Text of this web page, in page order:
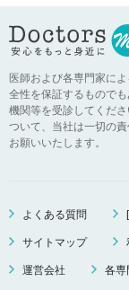
医師および各専門家に
全性を保証するもので
機関等を受診してくだ
ついて、当社は一切の
お願いいたします。
よくある質問
サイトマップ
運営会社 各専